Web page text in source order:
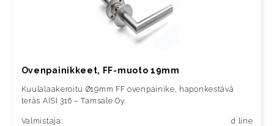
Ovenpainikkeet, FF-muoto 19mm
Kuulalaakeroitu Ø19mm FF ovenpainike, haponkestävä
teräs AISI 316 – Tamsale Oy.
Valmistaja:
d line